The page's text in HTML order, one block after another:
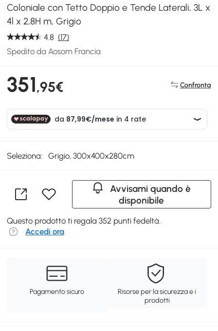
Coloniale con Tetto Doppio e Tende Laterali, 3L x
4l x 2,8H m, Grigio
4.8 (17)
Spedito da Aosom Francia
351,95€ Confronta
Seleziona: Grigio, 300x400x280cm
Avvisami quando è
disponibile
Questo prodotto ti regala 352 punti fedeltà.
Accedi ora
Pagamento sicuro
Risorse per la sicurezza e i
prodotti